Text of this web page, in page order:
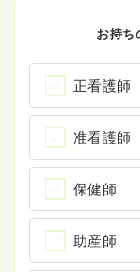
お持ち
正看護師
准看護師
保健師
助産師